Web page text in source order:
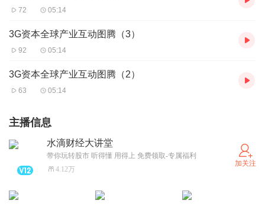
72 05:14
3G资本全球产业互动图腾（3）
92 05:14
3G资本全球产业互动图腾（2）
63 05:14
主播信息
水滴财经大讲堂
带你玩转股市 听得懂 用得上 免费领取-专属福利
4.12万
加关注